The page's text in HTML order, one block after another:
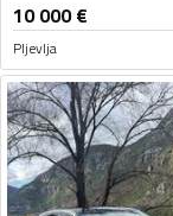
10 000€
Pljevlja